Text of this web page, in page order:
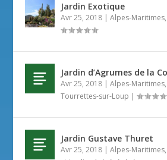
Jardin Exotique
Avr 25, 2018 |Alpes-Maritimes,
Jardin d’Agrumes de la
Avr 25, 2018 |Alpes-Maritimes,
Tourrettes-sur-Loup |
Jardin Gustave Thuret
Avr 25, 2018 |Alpes-Maritimes